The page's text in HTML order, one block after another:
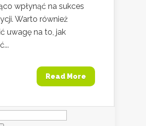
wpłynąć na sukces
Warto również
uwagę na to, jak
Read More